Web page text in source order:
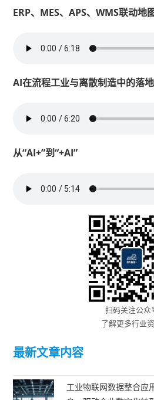
ERP、MES、APS、WMS联动地
AI在流程工业与离散制造中的落
从“AI+”到“+AI”
扫码关注公众
了解更多行业
最新文章内容
工业物联网数据整合应